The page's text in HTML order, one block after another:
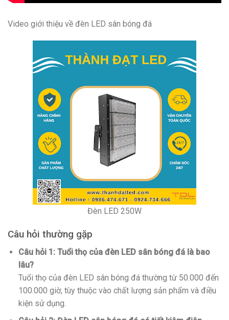
Video giới thiệu về đèn LED sân bóng đá
Đèn LED 250W
Câu hỏi thường gặp
Câu hỏi 1: Tuổi thọ của đèn LED sân bóng đá là bao
lâu?
Tuổi thọ của đèn LED sân bóng đá thường từ 50.000 đến
100.000 giờ, tùy thuộc vào chất lượng sản phẩm và điều
kiện sử dụng.